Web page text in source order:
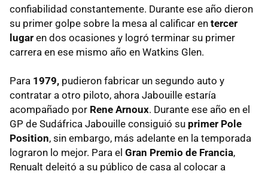
confiabilidad constantemente. Durante ese año dieron
su primer golpe sobre la mesa al calificar en tercer
lugar en dos ocasiones y logró terminar su primer
carrera en ese mismo año en Watkins Glen.
Para 1979, pudieron fabricar un segundo auto y
contratar a otro piloto, ahora Jabouille estaría
acompañado por Rene Arnoux. Durante ese año en el
GP de Sudáfrica Jabouille consiguió su primer Pole
Position, sin embargo, más adelante en la temporada
lograron lo mejor. Para el Gran Premio de Francia,
Renualt deleitó a su público de casa al colocar a